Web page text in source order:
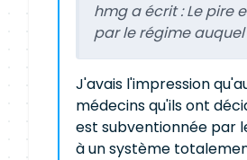
hmg a écrit :Le pire
par le régime
J'avais l'impression
médecins qu'ils ont
est subventionnée par
à un système